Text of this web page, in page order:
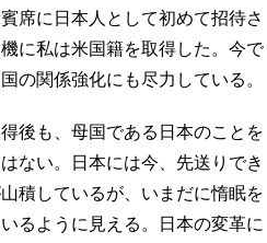
席に日本人として初めて招待さ
に私は米国籍を取得した。今で
の関係強化にも尽力している。
後も、母国である日本のことを
ない。日本には今、先送りでき
積しているが、いまだに惰眠を
るように見える。日本の変革に